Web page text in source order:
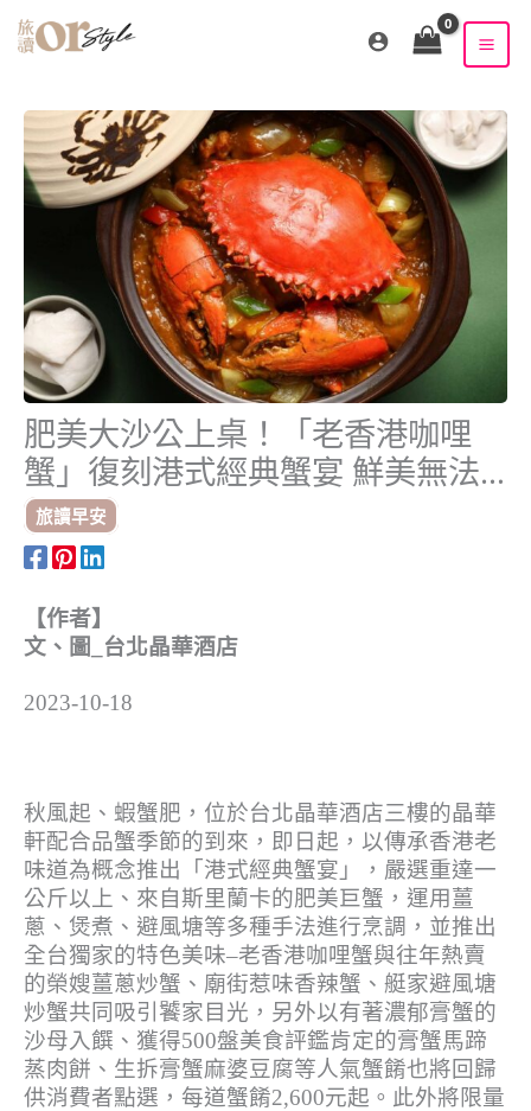
肥美大沙公上桌！「老香港咖哩
蟹」復刻港式經典蟹宴 鮮美無法
擋！
旅讀早安
【作者】
文、圖_台北晶華酒店
2023-10-18
秋風起、蝦蟹肥，位於台北晶華酒店三樓的晶華
軒配合品蟹季節的到來，即日起，以傳承香港老
味道為概念推出「港式經典蟹宴」，嚴選重達一
公斤以上、來自斯里蘭卡的肥美巨蟹，運用薑
蔥、煲煮、避風塘等多種手法進行烹調，並推出
全台獨家的特色美味–老香港咖哩蟹與往年熱賣
的榮嫂薑蔥炒蟹、廟街惹味香辣蟹、艇家避風塘
炒蟹共同吸引饕家目光，另外以有著濃郁膏蟹的
沙母入饌、獲得500盤美食評鑑肯定的膏蟹馬蹄
蒸肉餅、生拆膏蟹麻婆豆腐等人氣蟹餚也將回歸
供消費者點選，每道蟹餚2,600元起。此外將限量